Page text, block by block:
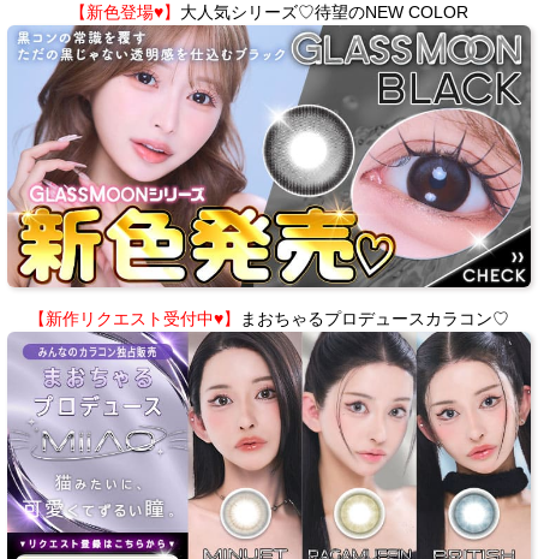
【新色登場♥】 大人気シリーズ♡待望のNEW COLOR
【新作リクエスト受付中♥】 まおちゃるプロデュースカラコン♡